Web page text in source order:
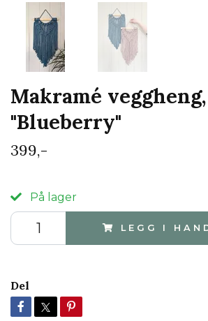
Makramé veggheng,
"Blueberry"
399,-
På lager
LEGG I
Del